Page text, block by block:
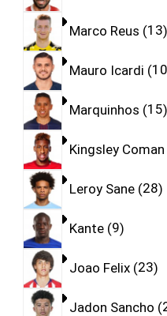
Marco Reus 13
Mauro Icardi 10
Marquinhos 15
Kingsley Coman
Leroy Sane 28
Kante 9
Joao Felix 23
Jadon Sancho